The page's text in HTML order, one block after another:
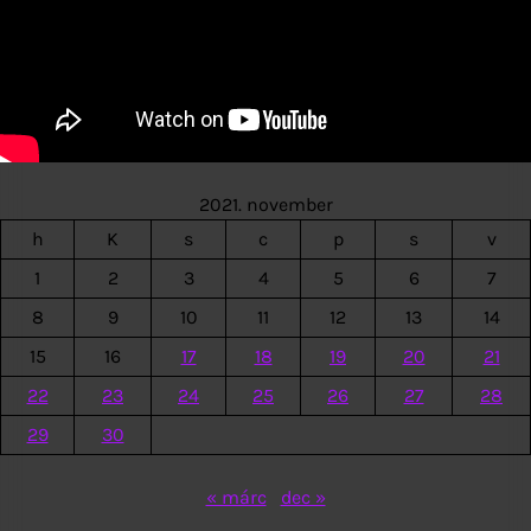
2021. november
h
K s c p s
v
1
2 3 4 5 6
7
8
9 10 11 12 13
14
15
16 17 18 19 20
21
22
23 24 25 26 27
28
29
30
« márc dec »